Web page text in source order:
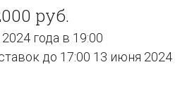
руб.
года в 19:00
до 17:00 13 июня 2024